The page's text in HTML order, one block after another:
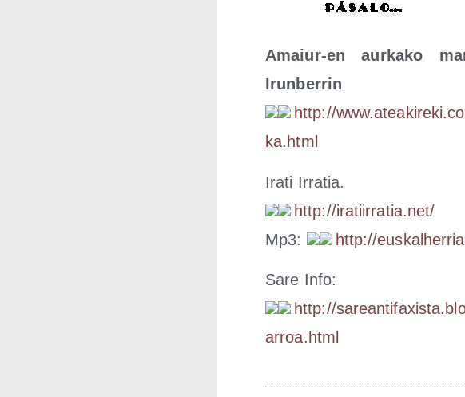
Amaiur-en aur­ka­ko
Irunberrin
http://​
k​a​.​h​tml
Ira­ti Irratia.
http://​ira​tii​rra​tia​.net/
Mp3:
http://
Sare Info:
http://​
a​r​r​o​a​.​h​tml